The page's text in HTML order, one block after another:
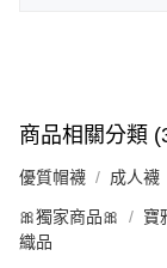
商品相關分類
優質帽襪 成人襪
🎀獨家商品🎀 寶
織品